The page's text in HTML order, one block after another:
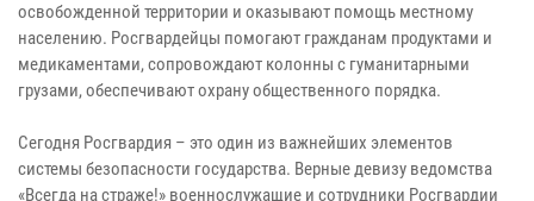
освобожденной территории и оказывают помощь местному
населению. Росгвардейцы помогают гражданам продуктами и
медикаментами, сопровождают колонны с гуманитарными
грузами, обеспечивают охрану общественного порядка.
Сегодня Росгвардия – это один из важнейших элементов
системы безопасности государства. Верные девизу ведомства
«Всегда на страже!» военнослужащие и сотрудники Росгвардии